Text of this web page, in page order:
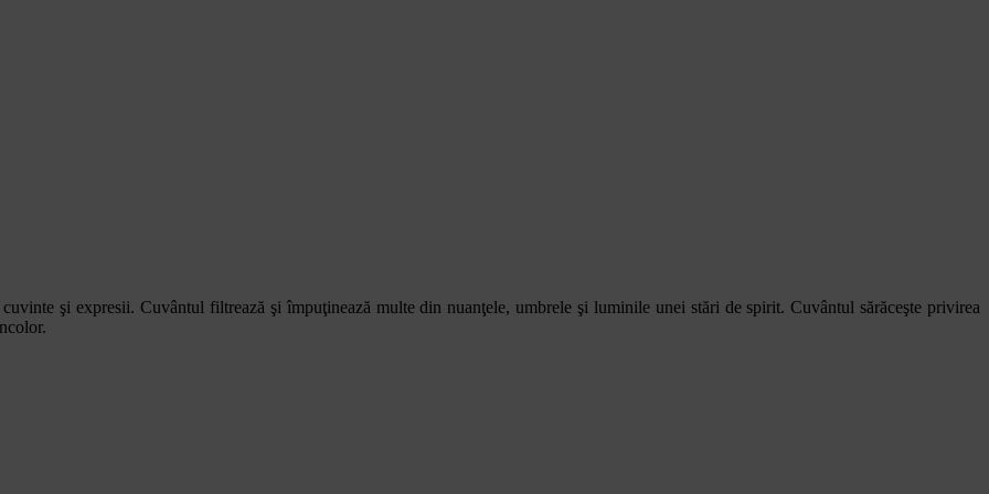
şi expresii. Cuvântul filtrează şi împuţinează multe din nuanţele, umbrele şi luminile unei stări de spirit. Cuvântul sărăceşte privirea